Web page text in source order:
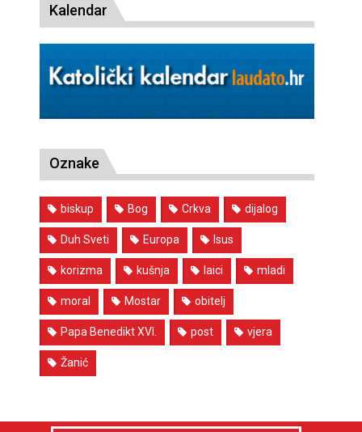
Kalendar
Oznake
biskup Bog Crkva dijalog
Duh Sveti Europa Isus
korizma kušnja laici mladi
moral Mostar obitelj
Papa Benedikt XVI. post vjera
Žanić